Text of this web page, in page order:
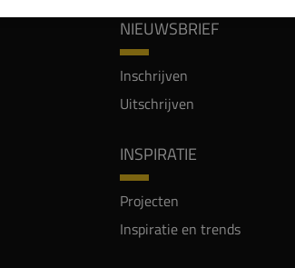
NIEUWSBRIEF
Inschrijven
Uitschrijven
INSPIRATIE
Projecten
Inspiratie en trends